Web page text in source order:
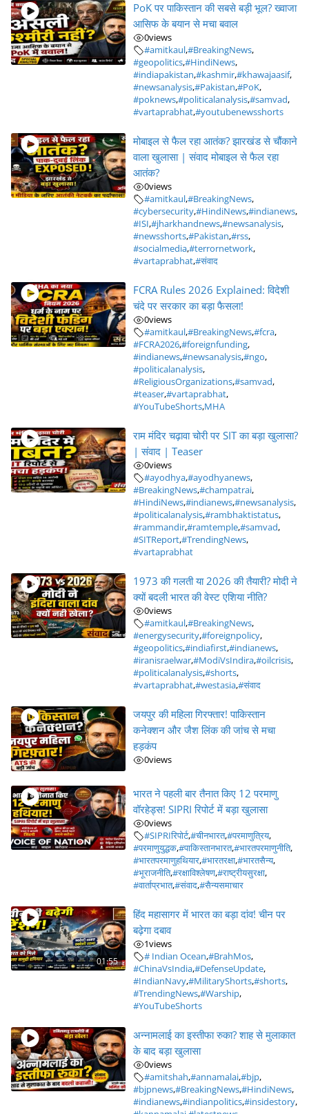
PoK पर पाकिस्तान की सबसे बड़ी भूल? ख्वाजा
आसिफ के बयान से मचा बवाल
0views
#amitkaul,#BreakingNews,
#geopolitics,#HindiNews,
#indiapakistan,#kashmir,#khawajaasif,
#newsanalysis,#Pakistan,#PoK,
#poknews,#politicalanalysis,#samvad,
#vartaprabhat,#youtubenewsshorts
मोबाइल से फैल रहा आतंक? झारखंड से चौंकाने
वाला खुलासा | संवाद मोबाइल से फैल रहा
आतंक?
0views
#amitkaul,#BreakingNews,
#cybersecurity,#HindiNews,#indianews,
#ISI,#jharkhandnews,#newsanalysis,
#newsshorts,#Pakistan,#rss,
#socialmedia,#terrornetwork,
#vartaprabhat,#संवाद
FCRA Rules 2026 Explained: विदेशी
चंदे पर सरकार का बड़ा फैसला!
0views
#amitkaul,#BreakingNews,#fcra,
#FCRA2026,#foreignfunding,
#indianews,#newsanalysis,#ngo,
#politicalanalysis,
#ReligiousOrganizations,#samvad,
#teaser,#vartaprabhat,
#YouTubeShorts,MHA
राम मंदिर चढ़ावा चोरी पर SIT का बड़ा खुलासा?
| संवाद | Teaser
0views
#ayodhya,#ayodhyanews,
#BreakingNews,#champatrai,
#HindiNews,#indianews,#newsanalysis,
#politicalanalysis,#rambhaktistatus,
#rammandir,#ramtemple,#samvad,
#SITReport,#TrendingNews,
#vartaprabhat
1973 की गलती या 2026 की तैयारी? मोदी ने
क्यों बदली भारत की वेस्ट एशिया नीति?
0views
#amitkaul,#BreakingNews,
#energysecurity,#foreignpolicy,
#geopolitics,#indiafirst,#indianews,
#iranisraelwar,#ModiVsIndira,#oilcrisis,
#politicalanalysis,#shorts,
#vartaprabhat,#westasia,#संवाद
जयपुर की महिला गिरफ्तार! पाकिस्तान
कनेक्शन और जैश लिंक की जांच से मचा
हड़कंप
0views
भारत ने पहली बार तैनात किए 12 परमाणु
वॉरहेड्स! SIPRI रिपोर्ट में बड़ा खुलासा
0views
#SIPRIरिपोर्ट,#चीनभारत,#परमाणुत्रिय,
#परमाणुयुद्धक,#पाकिस्तानभारत,#भारतपरमाणुनीति,
#भारतपरमाणुहथियार,#भारतरक्षा,#भारतसैन्य,
#भूराजनीति,#रक्षाविश्लेषण,#राष्ट्रीयसुरक्षा,
#वार्ताप्रभात,#संवाद,#सैन्यसमाचार
01:55
हिंद महासागर में भारत का बड़ा दांव! चीन पर
बढ़ेगा दबाव
1views
# Indian Ocean,#BrahMos,
#ChinaVsIndia,#DefenseUpdate,
#IndianNavy,#MilitaryShorts,#shorts,
#TrendingNews,#Warship,
#YouTubeShorts
अन्नामलाई का इस्तीफा रुका? शाह से मुलाकात
के बाद बड़ा खुलासा
0views
#amitshah,#annamalai,#bjp,
#bjpnews,#BreakingNews,#HindiNews,
#indianews,#indianpolitics,#insidestory,